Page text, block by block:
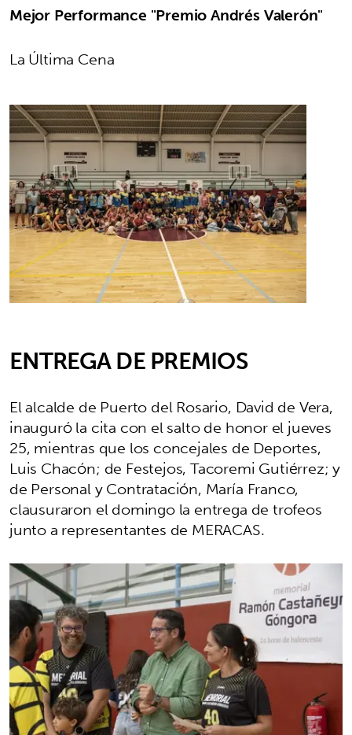
Mejor Performance "Premio Andrés Valerón"
La Última Cena
ENTREGA DE PREMIOS
El alcalde de Puerto del Rosario, David de Vera,
inauguró la cita con el salto de honor el jueves
25, mientras que los concejales de Deportes,
Luis Chacón; de Festejos, Tacoremi Gutiérrez; y
de Personal y Contratación, María Franco,
clausuraron el domingo la entrega de trofeos
junto a representantes de MERACAS.